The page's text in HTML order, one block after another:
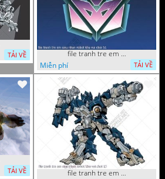
TẢI VỀ
file tranh tre em sieu nhan robot khu vui choi 51
Miễn phí
TẢI VỀ
TẢI VỀ
file tranh tre em sieu nhan robot khu vui choi 13